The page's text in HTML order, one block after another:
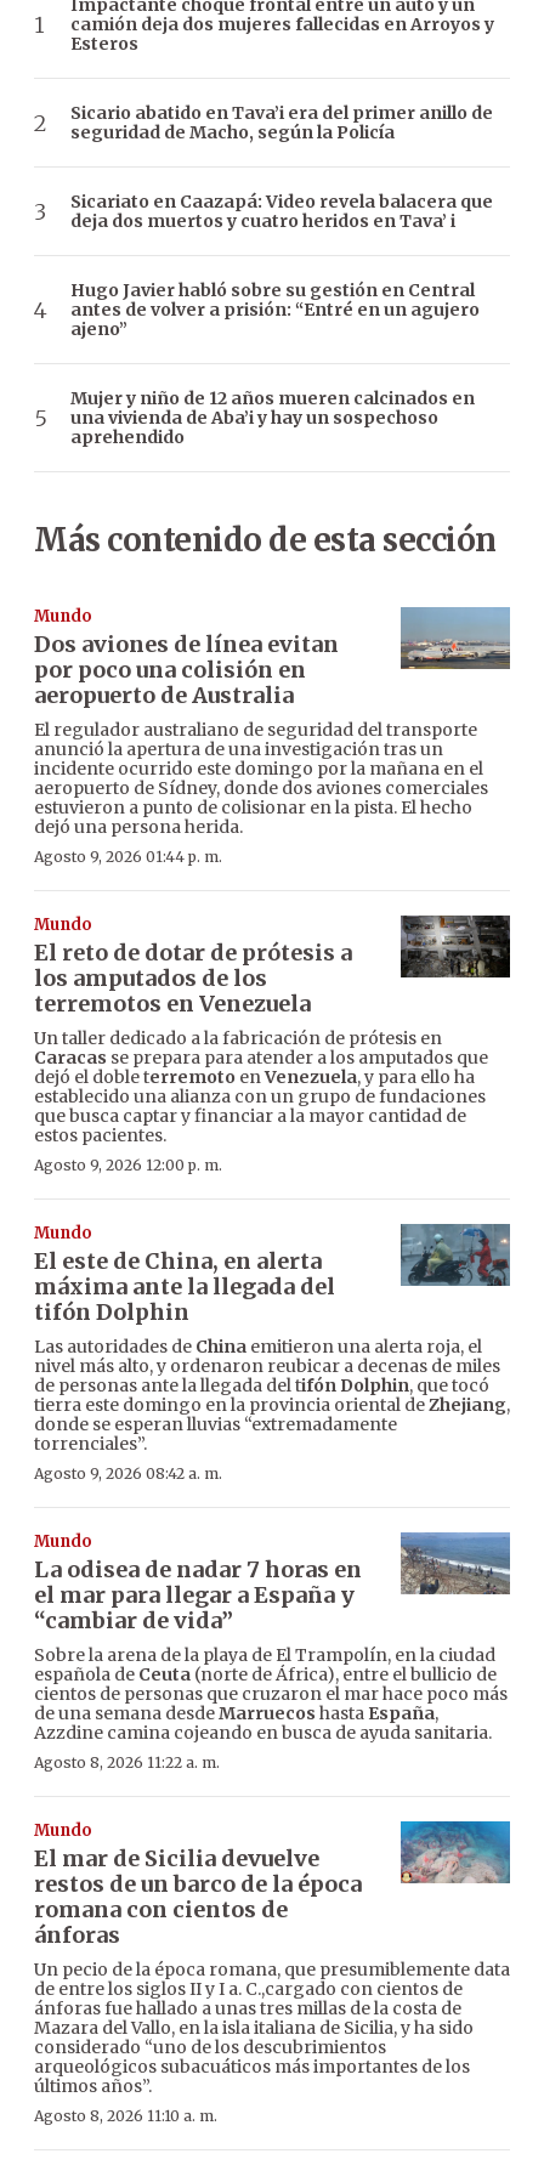
Impactante choque frontal entre un auto y un
camión deja dos mujeres fallecidas en Arroyos y
Esteros
Sicario abatido en Tava’i era del primer anillo de
seguridad de Macho, según la Policía
Sicariato en Caazapá: Video revela balacera que
deja dos muertos y cuatro heridos en Tava’ i
Hugo Javier habló sobre su gestión en Central
antes de volver a prisión: “Entré en un agujero
ajeno”
Mujer y niño de 12 años mueren calcinados en
una vivienda de Aba’i y hay un sospechoso
aprehendido
Más contenido de esta sección
Mundo
Dos aviones de línea evitan
por poco una colisión en
aeropuerto de Australia
El regulador australiano de seguridad del transporte
anunció la apertura de una investigación tras un
incidente ocurrido este domingo por la mañana en el
aeropuerto de Sídney, donde dos aviones comerciales
estuvieron a punto de colisionar en la pista. El hecho
dejó una persona herida.
Agosto 9, 2026 01:44 p. m.
Mundo
El reto de dotar de prótesis a
los amputados de los
terremotos en Venezuela
Un taller dedicado a la fabricación de prótesis en
Caracas se prepara para atender a los amputados que
dejó el doble terremoto enVenezuela, y para ello ha
establecido una alianza con un grupo de fundaciones
que busca captar y financiar a la mayor cantidad de
estos pacientes.
Agosto 9, 2026 12:00 p. m.
Mundo
El este de China, en alerta
máxima ante la llegada del
tifón Dolphin
Las autoridades de China emitieron una alerta roja, el
nivel más alto, y ordenaron reubicar a decenas de miles
de personas ante la llegada del tifón Dolphin, que tocó
tierra este domingo en la provincia oriental deZhejiang,
donde se esperan lluvias “extremadamente
torrenciales”.
Agosto 9, 2026 08:42 a. m.
Mundo
La odisea de nadar 7 horas en
el mar para llegar a España y
“cambiar de vida”
Sobre la arena de la playa de El Trampolín, en la ciudad
española de Ceuta (norte de África), entre el bullicio de
cientos de personas que cruzaron el mar hace poco más
de una semana desdeMarruecos hasta España,
Azzdine camina cojeando en busca de ayuda sanitaria.
Agosto 8, 2026 11:22 a. m.
Mundo
El mar de Sicilia devuelve
restos de un barco de la época
romana con cientos de
ánforas
Un pecio de la época romana, que presumiblemente data
de entre los siglos II y I a. C.,cargado con cientos de
ánforas fue hallado a unas tres millas de la costa de
Mazara del Vallo, en la isla italiana de Sicilia, y ha sido
considerado “uno de los descubrimientos
arqueológicos subacuáticos más importantes de los
últimos años”.
Agosto 8, 2026 11:10 a. m.